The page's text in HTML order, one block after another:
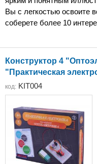
Вы с легкостью освоите
соберете более 10
Конструктор 4
"Практическая
код: KIT004